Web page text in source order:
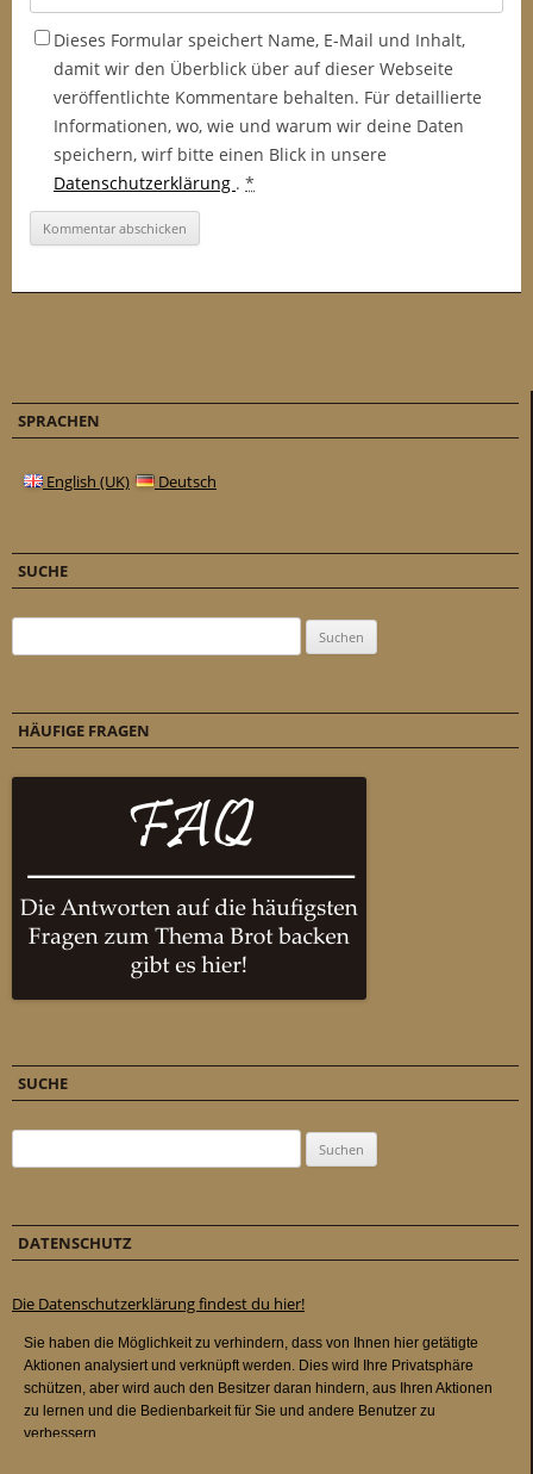
Dieses Formular speichert Name, E-Mail und Inhalt,
damit wir den Überblick über auf dieser Webseite
veröffentlichte Kommentare behalten. Für detaillierte
Informationen, wo, wie und warum wir deine Daten
speichern, wirf bitte einen Blick in unsere
Datenschutzerklärung . *
SPRACHEN
English (UK) Deutsch
SUCHE
HÄUFIGE FRAGEN
SUCHE
DATENSCHUTZ
Die Datenschutzerklärung findest du hier!